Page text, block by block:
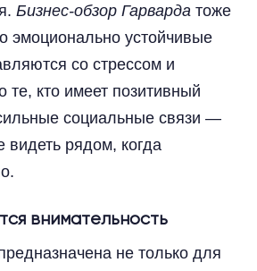
Бизнес-обзор Гарварда тоже
эмоционально устойчивые
со стрессом и
те, кто имеет позитивный
социальные связи —
видеть рядом, когда
внимательность
не только для